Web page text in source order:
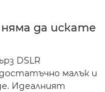
да искате
DSLR
малък и
Идеалният